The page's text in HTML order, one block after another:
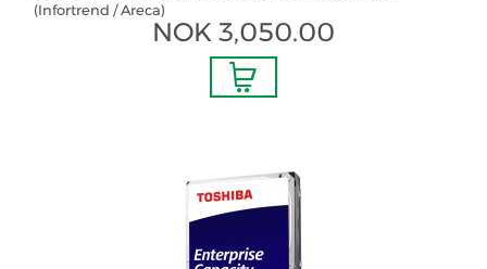
(Infortrend / Areca)
NOK 3,050.00